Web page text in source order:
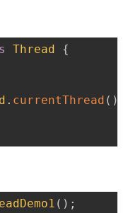
Thread
{
. currentThread ( )
( ) ;